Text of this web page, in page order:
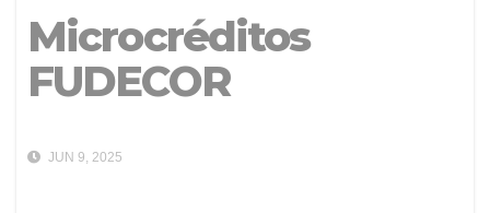
Microcréditos
FUDECOR
JUN 9, 2025